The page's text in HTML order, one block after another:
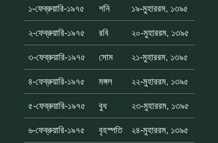
১-ফেব্রুয়ারি-১৯৭৫ শনি ১৯-মুহাররম, ১৩৯৫
২-ফেব্রুয়ারি-১৯৭৫ রবি ২০-মুহাররম, ১৩৯৫
৩-ফেব্রুয়ারি-১৯৭৫ সোম ২১-মুহাররম, ১৩৯৫
৪-ফেব্রুয়ারি-১৯৭৫ মঙ্গল ২২-মুহাররম, ১৩৯৫
৫-ফেব্রুয়ারি-১৯৭৫ বুধ ২৩-মুহাররম, ১৩৯৫
৬-ফেব্রুয়ারি-১৯৭৫ বৃহস্পতি ২৪-মুহাররম, ১৩৯৫